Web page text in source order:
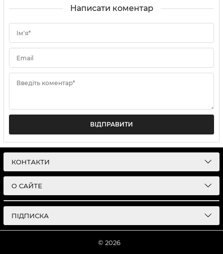
Написати коментар
Ім'я*
Email
Введіть коментар*
ВІДПРАВИТИ
КОНТАКТИ
О САЙТЕ
ПІДПИСКА
© 2026